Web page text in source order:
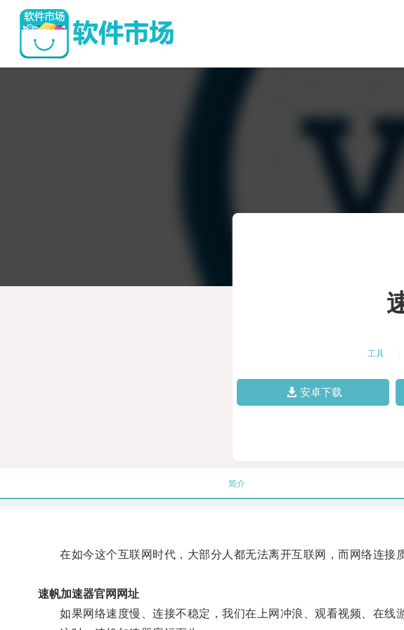
工具
安卓下载
简介
在如今这个互联网时代，大部分人都无法离开互联网，而网络连接
速帆加速器官网网址
如果网络速度慢、连接不稳定，我们在上网冲浪、观看视频、在线